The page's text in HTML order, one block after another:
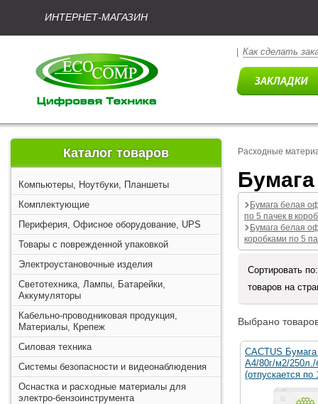
ИНТЕРНЕТ-МАГАЗИН
Как сделать
Каталог товаров
Компьютеры, Ноутбуки, Планшеты
Комплектующие
Периферия, Офисное оборудование, UPS
Товары с поврежденной упаковкой
Электроустановочные изделия
Светотехника, Лампы, Батарейки,
Аккумуляторы
Кабельно-проводниковая продукция,
Материалы, Крепеж
Силовая техника
Системы безопасности и видеонаблюдения
Оснастка и расходные материалы для
электро-бензоинструмента
Расходные
Бумага белая
по 5 пачек в
Бумага белая
коробками по 5
Сортировать
товаров на
Выбрано
CACTUS
A4/80г/м2/
(отпускается по